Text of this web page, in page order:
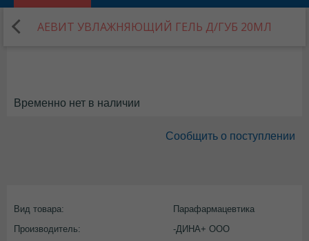
АЕВИТ УВЛАЖНЯЮЩИЙ ГЕЛЬ Д/ГУБ 20МЛ
Временно нет в наличии
Сообщить о поступлении
Вид товара:
Парафармацевтика
Производитель:
-ДИНА+ ООО